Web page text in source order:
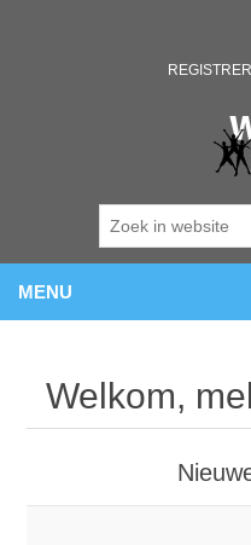
MENU
Welkom,